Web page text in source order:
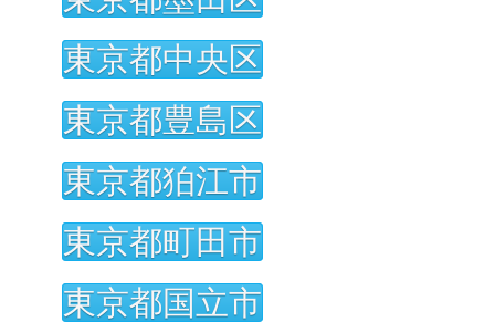
東京都中央区
東京都豊島区
東京都狛江市
東京都町田市
東京都国立市